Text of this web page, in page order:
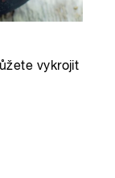
vykrojit